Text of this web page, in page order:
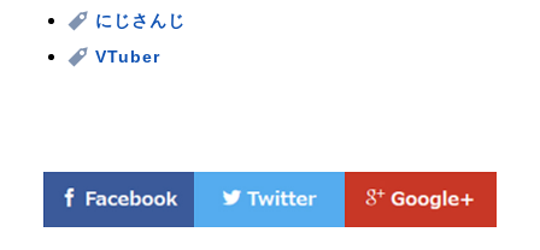
にじさんじ
VTuber